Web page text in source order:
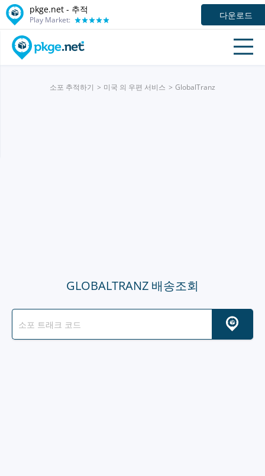
pkge.net - 추적
Play Market: 다운로드
소포 추적하기 미국 의 우편 서비스 GlobalTranz
GLOBALTRANZ 배송조회